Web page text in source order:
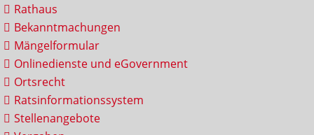
Rathaus
Bekanntmachungen
Mängelformular
Onlinedienste und eGovernment
Ortsrecht
Ratsinformationssystem
Stellenangebote